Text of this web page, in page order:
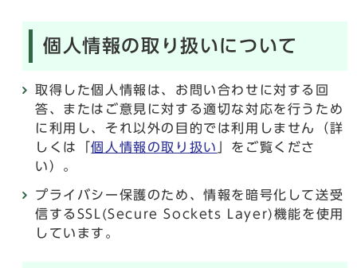
個人情報の取り扱いについて
取得した個人情報は、お問い合わせに対する回
答、またはご意見に対する適切な対応を行うため
に利用し、それ以外の目的では利用しません（詳
しくは「個人情報の取り扱い
」をご覧くださ
い）。
プライバシー保護のため、情報を暗号化して送受
信するSSL(Secure Sockets Layer)機能を使用
しています。